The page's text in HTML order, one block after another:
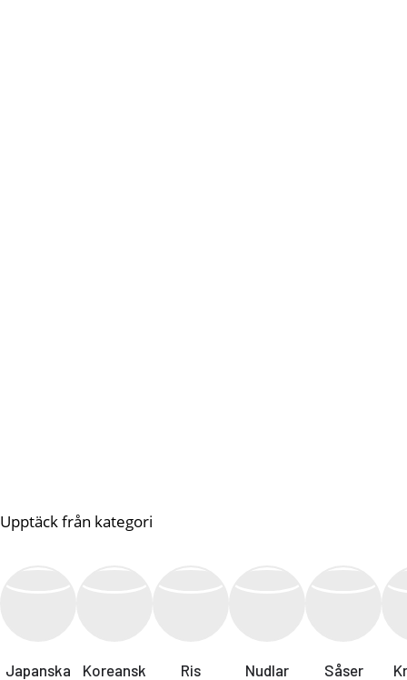
Upptäck från kategori
Japanska
Koreansk
Ris Nudlar Såser